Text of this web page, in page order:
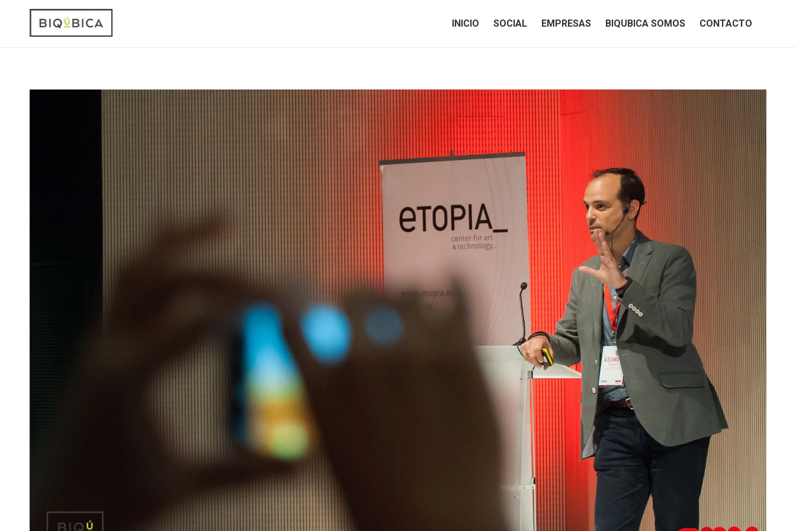
INICIO SOCIAL EMPRESAS BIQUBICA SOMOS CONTACTO
INICIO SOCIAL EMPRESAS BIQUBICA SOMOS CONTACTO